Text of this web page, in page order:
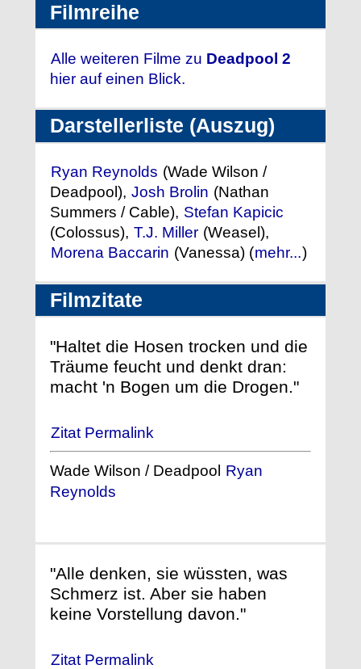
Filmreihe
Alle weiteren Filme zu Deadpool 2
hier auf einen Blick.
Darstellerliste (Auszug)
Ryan Reynolds (Wade Wilson /
Deadpool), Josh Brolin (Nathan
Summers / Cable), Stefan Kapicic
(Colossus), T.J. Miller (Weasel),
Morena Baccarin (Vanessa) (mehr...)
Filmzitate
"Haltet die Hosen trocken und die
Träume feucht und denkt dran:
macht 'n Bogen um die Drogen."
Zitat Permalink
Wade Wilson / Deadpool Ryan
Reynolds
"Alle denken, sie wüssten, was
Schmerz ist. Aber sie haben
keine Vorstellung davon."
Zitat Permalink